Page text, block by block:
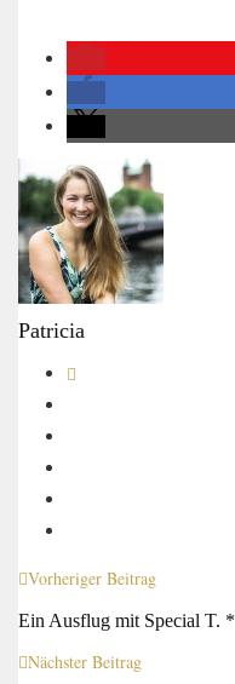
Patricia
Vorheriger Beitrag
Ein Ausflug mit Special T. *
Nächster Beitrag